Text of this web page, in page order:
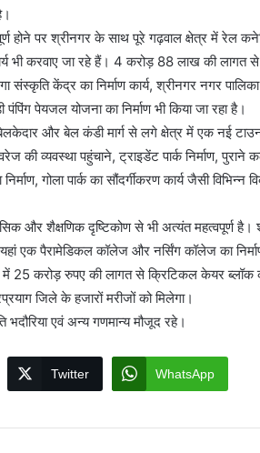
पर श्रीनगर के साथ पूरे गढ़वाल क्षेत्र में रेल
भी करवाए जा रहे हैं। 4 करोड़ 88 लाख की लागत
संस्कृति केंद्र का निर्माण कार्य, श्रीनगर नगर
पेयजल योजना का निर्माण भी किया जा रहा है।
और बेल कंडी मार्ग से लगे क्षेत्र में एक नई
की व्यवस्था पहुंचाने, ट्राइडेंट पार्क निर्माण,
गोला पार्क का सौंदर्गीकरण कार्य जैसी विभिन्न
और शैक्षणिक दृष्टिकोण से भी अत्यंत महत्वपूर्ण
एक पैरामेडिकल कॉलेज और नर्सिंग कॉलेज का
करोड़ रुपए की लागत से क्रिटिकल केयर ब्लॉक का
जिले के हजारों मरीजों को मिलेगा।
भदौरिया एवं अन्य गणमान्य मौजूद रहे।
Twitter WhatsApp